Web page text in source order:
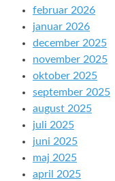
februar 2026
januar 2026
december 2025
november 2025
oktober 2025
september 2025
august 2025
juli 2025
juni 2025
maj 2025
april 2025